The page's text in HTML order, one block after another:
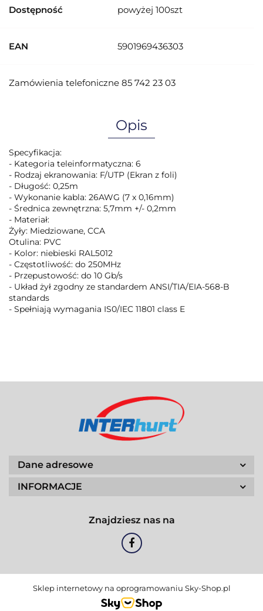
Dostępność powyżej 100szt
EAN 5901969436303
Zamówienia telefoniczne 85 742 23 03
Opis
Specyfikacja:
- Kategoria teleinformatyczna: 6
- Rodzaj ekranowania: F/UTP (Ekran z foli)
- Długość: 0,25m
- Wykonanie kabla: 26AWG (7 x 0,16mm)
- Średnica zewnętrzna: 5,7mm +/- 0,2mm
- Materiał:
Żyły: Miedziowane, CCA
Otulina: PVC
- Kolor: niebieski RAL5012
- Częstotliwość: do 250MHz
- Przepustowość: do 10 Gb/s
- Układ żył zgodny ze standardem ANSI/TIA/EIA-568-B
standards
- Spełniają wymagania IS0/IEC 11801 class E
Dane adresowe
INFORMACJE
Znajdziesz nas na
Sklep internetowy na oprogramowaniu Sky-Shop.pl